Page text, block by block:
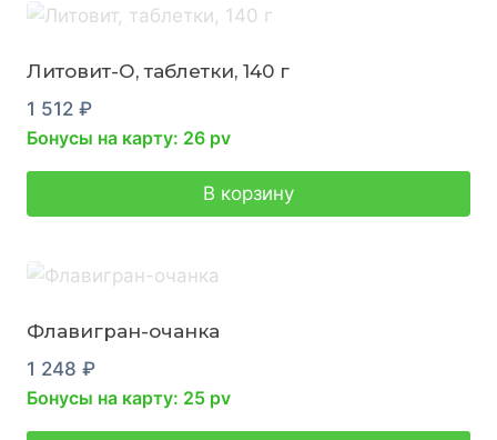
Литовит-О, таблетки, 140 г
1 512 ₽
Бонусы на карту: 26 pv
В корзину
Флавигран-очанка
1 248 ₽
Бонусы на карту: 25 pv